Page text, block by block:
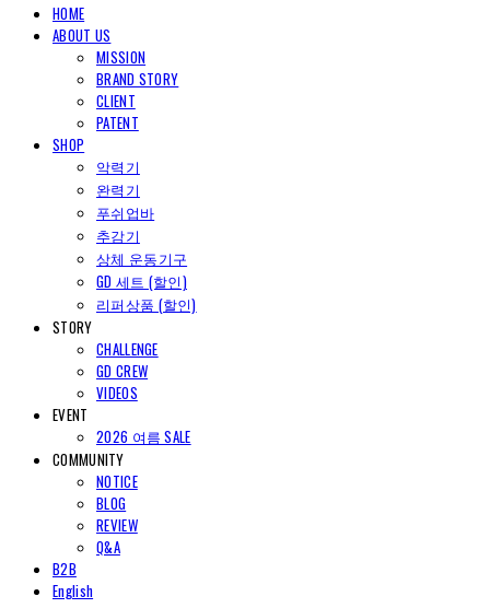
HOME
ABOUT US
MISSION
BRAND STORY
CLIENT
PATENT
SHOP
악력기
완력기
푸쉬업바
추감기
상체 운동기구
GD 세트 (할인)
리퍼상품 (할인)
STORY
CHALLENGE
GD CREW
VIDEOS
EVENT
2026 여름 SALE
COMMUNITY
NOTICE
BLOG
REVIEW
Q&A
B2B
English